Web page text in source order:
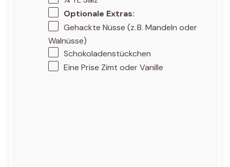
Optionale Extras:
Gehackte Nüsse (z. B. Mandeln oder
Walnüsse)
Schokoladenstückchen
Eine Prise Zimt oder Vanille